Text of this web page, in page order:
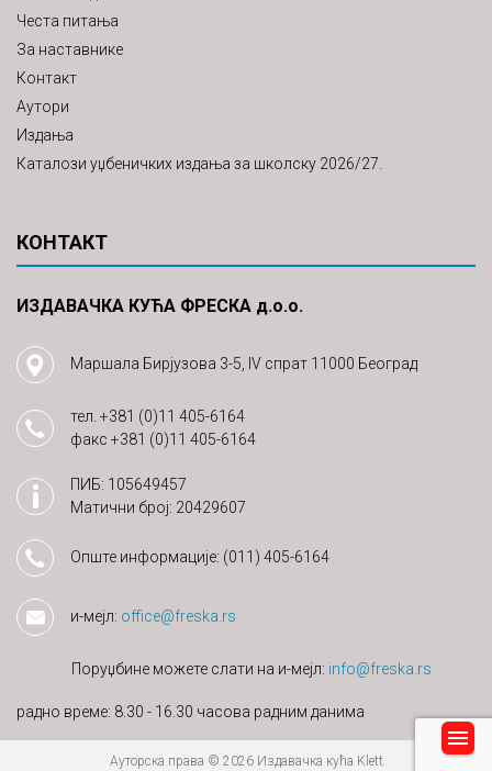
Честа питања
За наставнике
Контакт
Аутори
Издања
Каталози уџбеничких издања за школску 2026/27.
КОНТАКТ
ИЗДАВАЧКА КУЋА ФРЕСКА д.о.о.
Маршала Бирјузова 3-5, IV спрат 11000 Београд
тел. +381 (0)11 405-6164
факс +381 (0)11 405-6164
ПИБ: 105649457
Матични број: 20429607
Опште информације: (011) 405-6164
и-мејл: office@freska.rs
Поруџбине можете слати на и-мејл: info@freska.rs
радно време: 8.30 - 16.30 часова радним данима
Ауторска права © 2026 Издавачка кућа Klett